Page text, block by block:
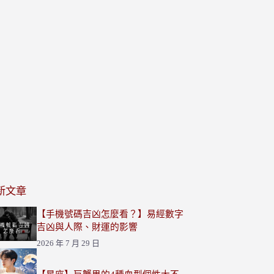
文章
【手機號碼吉凶怎麼看？】易經數字
吉凶與人際、財運的影響
2026 年 7 月 29 日